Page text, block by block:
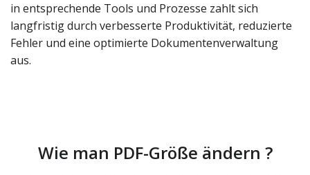
in entsprechende Tools und Prozesse zahlt sich
langfristig durch verbesserte Produktivität, reduzierte
Fehler und eine optimierte Dokumentenverwaltung
aus.
Wie man PDF-Größe ändern ?